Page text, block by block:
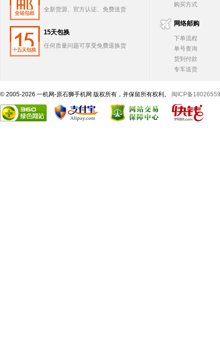
全新货源、官方认证、免费送货
15天包换
任何质量问题可享受免费退换货
购买方式
网络邮购
下单流程
单号查询
货到付款
专车送货
© 2005-2026 一机网-原石狮手机网 版权所有，并保留所有权利。 闽ICP备